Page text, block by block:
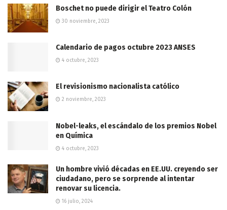
Boschet no puede dirigir el Teatro Colón
30 noviembre, 2023
Calendario de pagos octubre 2023 ANSES
4 octubre, 2023
El revisionismo nacionalista católico
2 noviembre, 2023
Nobel-leaks, el escándalo de los premios Nobel
en Química
4 octubre, 2023
Un hombre vivió décadas en EE.UU. creyendo ser
ciudadano, pero se sorprende al intentar
renovar su licencia.
16 julio, 2024